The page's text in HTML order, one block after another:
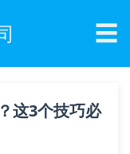
☰
这3个技巧必